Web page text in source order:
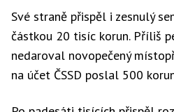
Své straně přispěl i zesnulý
částkou 20 tisíc korun. Příliš
nedaroval novopečený
na účet ČSSD poslal 500